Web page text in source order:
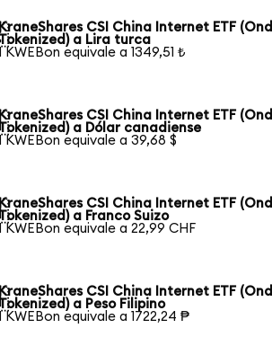
CSI China Internet ETF
a Lira turca
KWEBon equivale a 1349,51 ₺
CSI China Internet ETF
a Dólar canadiense
KWEBon equivale a 39,68 $
CSI China Internet ETF
Tokenized) a Franco Suizo
KWEBon equivale a 22,99 CHF
CSI China Internet ETF
Tokenized) a Peso Filipino
KWEBon equivale a 1722,24 ₱